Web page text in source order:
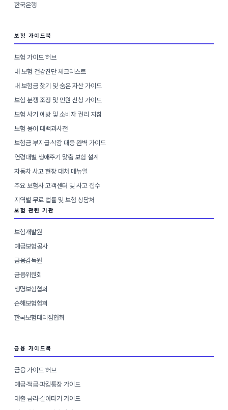
한국은행
보험 가이드북
보험 가이드 허브
내 보험 건강진단 체크리스트
내 보험금 찾기 및 숨은 자산 가이드
보험 분쟁 조정 및 민원 신청 가이드
보험 사기 예방 및 소비자 권리 지침
보험 용어 대백과사전
보험금 부지급·삭감 대응 완벽 가이드
연령대별 생애주기 맞춤 보험 설계
자동차 사고 현장 대처 매뉴얼
주요 보험사 고객센터 및 사고 접수
지역별 무료 법률 및 보험 상담처
보험 관련 기관
보험개발원
예금보험공사
금융감독원
금융위원회
생명보험협회
손해보험협회
한국보험대리점협회
금융 가이드북
금융 가이드 허브
예금·적금·파킹통장 가이드
대출 금리·갈아타기 가이드